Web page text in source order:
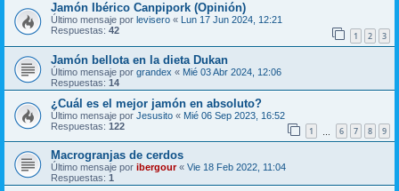
Jamón Ibérico Canpipork (Opinión)
Último mensaje por levisero « Lun 17 Jun 2024, 12:21
Respuestas: 42 1 2 3
Jamón bellota en la dieta Dukan
Último mensaje por grandex « Mié 03 Abr 2024, 12:06
Respuestas: 14
¿Cuál es el mejor jamón en absoluto?
Último mensaje por Jesusito « Mié 06 Sep 2023, 16:52
Respuestas: 122 1 6 7 8 9
Macrogranjas de cerdos
Último mensaje por ibergour« Vie 18 Feb 2022, 11:04
Respuestas: 1